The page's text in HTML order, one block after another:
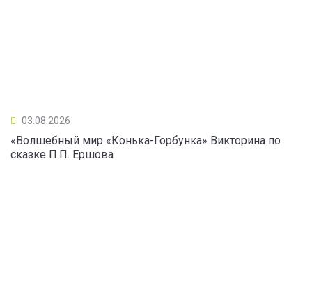
03.08.2026
«Волшебный мир «Конька-Горбунка» Викторина по
сказке П.П. Ершова